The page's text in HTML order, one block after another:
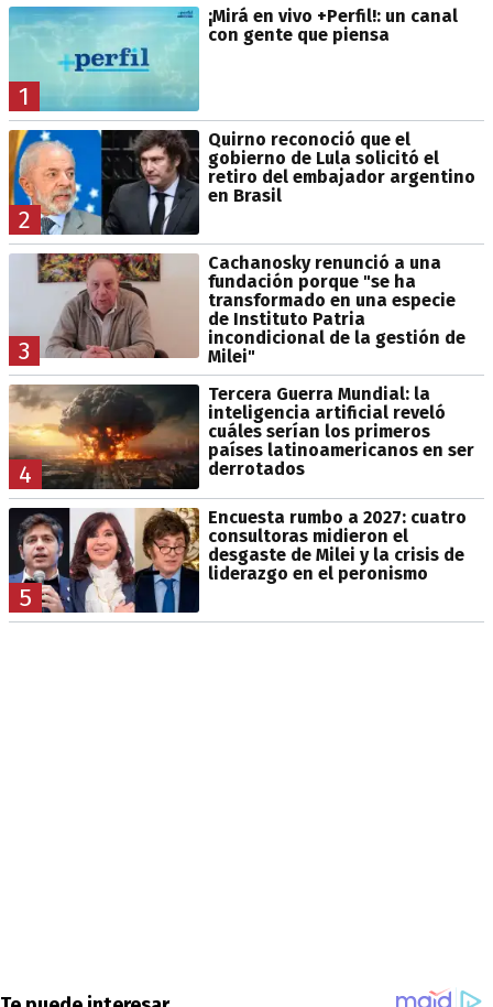
1
¡Mirá en vivo +Perfil!: un canal
con gente que piensa
2
Quirno reconoció que el
gobierno de Lula solicitó el
retiro del embajador argentino
en Brasil
3
Cachanosky renunció a una
fundación porque "se ha
transformado en una especie
de Instituto Patria
incondicional de la gestión de
Milei"
4
Tercera Guerra Mundial: la
inteligencia artificial reveló
cuáles serían los primeros
países latinoamericanos en ser
derrotados
5
Encuesta rumbo a 2027: cuatro
consultoras midieron el
desgaste de Milei y la crisis de
liderazgo en el peronismo